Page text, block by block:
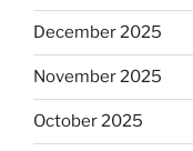
December 2025
November 2025
October 2025